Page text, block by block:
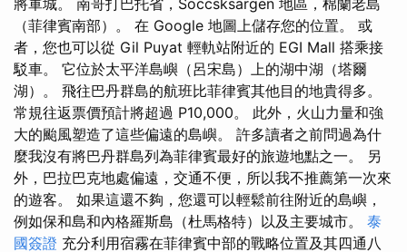
將軍城。 南哥打巴托省，Soccsksargen 地區，棉蘭老島
（菲律賓南部）。 在 Google 地圖上儲存您的位置。 或
者，您也可以從 Gil Puyat 輕軌站附近的 EGI Mall 搭乘接
駁車。 它位於太平洋島嶼（呂宋島）上的湖中湖（塔爾
湖）。 飛往巴丹群島的航班比菲律賓其他目的地貴得多。
常規往返票價預計將超過 P10,000。 此外，火山力量和強
大的颱風塑造了這些偏遠的島嶼。 許多讀者之前問過為什
麼我沒有將巴丹群島列為菲律賓最好的旅遊地點之一。 另
外，巴拉巴克地處偏遠，交通不便，所以我不推薦第一次來
的遊客。 如果這還不夠，您還可以輕鬆前往附近的島嶼，
例如保和島和內格羅斯島（杜馬格特）以及主要城市。 泰
國簽證 充分利用宿霧在菲律賓中部的戰略位置及其四通八